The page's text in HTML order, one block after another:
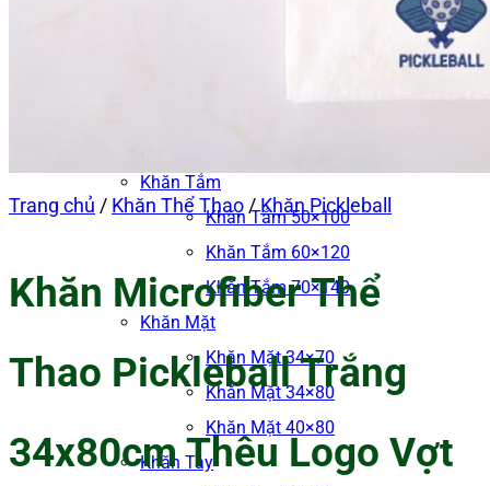
Khăn Tắm
Khăn Tắm 50×100
Khăn Tắm 60×120
Khăn Tắm 70×140
Khăn Mặt
Khăn Mặt 34×70
Khăn Mặt 34×80
Khăn Mặt 40×80
Khăn Tay
Trang chủ / Khăn Thể Thao /Khăn Pickleball
Khăn Microfiber Thể
Thao Pickleball Trắng
34x80cm Thêu Logo Vợt